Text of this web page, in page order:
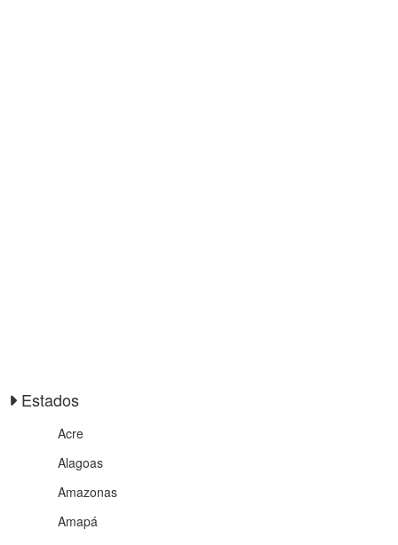
Estados
Acre
Alagoas
Amazonas
Amapá